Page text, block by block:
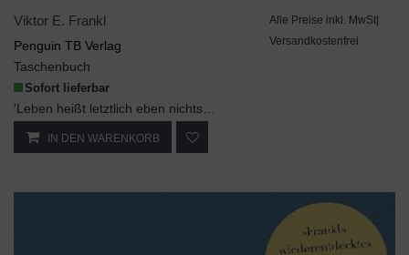
Viktor E. Frankl
Penguin TB Verlag
Taschenbuch
Sofort lieferbar
'Leben heißt letztlich eben nichts anderes als: Verantwortung tragen [...] für die Erfüllung der ...
Alle Preise inkl. MwSt|
Versandkostenfrei
IN DEN WARENKORB